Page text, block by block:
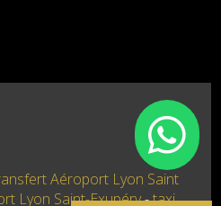
Aéroport Lyon Saint
Lyon Saint-Exupéry taxi